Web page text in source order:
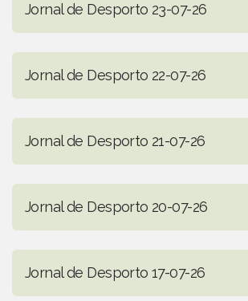
Jornal de Desporto 23-07-26
Jornal de Desporto 22-07-26
Jornal de Desporto 21-07-26
Jornal de Desporto 20-07-26
Jornal de Desporto 17-07-26